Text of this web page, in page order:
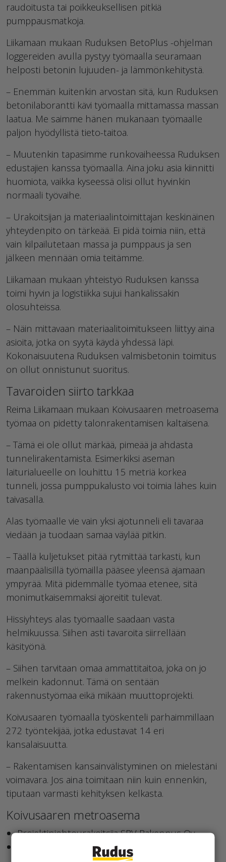
raudoitusta tai poikkeuksellisen pitkiä
pumppausmatkoja.
Liikamaan mukaan Ruduksen BetoPlus -ohjelman
loggereiden avulla pystyy työmaalla seuramaan
helposti betonin lujuuden- ja lämmönkehitystä.
– Enemmän kuitenkin arvostan sitä, kun Ruduksen
betonilaborantti kävi työmaalla mittamassa massan
laatua. Me saimme hänen mukanaan työmaalle
paljon hyödyllistä tieto-taitoa.
– Muutenkin tapasimme runkovaiheessa Ruduksen
edustajien kanssa työmaalla. Aina joku asia kiinnitti
huomiota, vaikka kyseessä olisi ollut hyvinkin
normaali työvaihe.
– Urakoitsijan ja materiaalintoimittajan keskinäinen
yhteydenpito on tärkeää. Ei pidä toimia niin, että
vain kilpailutetaan massa ja pumppaus ja sen
jälkeen mennään omia teitämme.
Liikamaan mukaan yhteistyö Ruduksen kanssa
toimi hyvin ja logistiikka sujui hankalissakin
olosuhteissa.
– Näin mittavaan materiaalitoimitukseen liittyy aina
asioita, jotka on syytä käydä yhdessä läpi.
Kokonaisuutena Ruduksen valmisbetonin toimitus
on ollut onnistunut suoritus.
Tavaroiden siirto tarkkaa
Reima Liikamaan mukaan Koivusaaren metroasema
työmaa on pidetty talonrakentamisen kaltaisena.
– Tämä ei ole ollut märkää, pimeää ja ahdasta
tunnelirakentamista. Esimerkiksi aseman
laiturialueelle on louhittu 15 metriä korkea
tunneli, jossa pumppukalusto voi toimia lähes kuin
taivasalla.
Alas työmaalle vie vain yksi ajotunneli eli tavaraa
viedään ja tuodaan samaa väylää pitkin.
– Täällä kuljetukset pitää rytmittää tarkasti, kun
maanpäälisillä työmailla pääsee yleensä ajamaan
ympyrää. Mitä pidemmälle työmaa etenee, sitä
monimutkaisemmaksi ajoreitit tulevat.
Hissiyhteys alas työmaalle saadaan vasta
helmikuussa. Siihen asti tavaroita siirrellään
käsityönä.
– Siihen tarvitaan omaa ammattitaitoa, joka on jo
melkein kadonnut. Tämä on sentään
rakennustyömaa eikä mikään muuttoprojekti.
Koivusaaren työmaalla työskenteli parhaimmillaan
272 työntekijää, jotka edustavat 14 eri
kansalaisuutta.
– Rakentamisen kansainvälistyminen on mielestäni
voimavara. Jos aina toimitaan niin kuin ennenkin,
tiputaan varmasti kehityksen kelkasta.
Koivusaaren metroasema
Projektinjohtourakoitsija SRV Rakennus Oy
Rudus toimittanut 16 000 m